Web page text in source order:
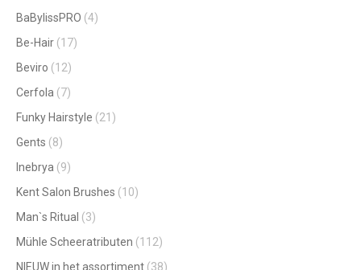
BaBylissPRO (4)
Be-Hair (17)
Beviro (12)
Cerfola (7)
Funky Hairstyle (21)
Gents (8)
Inebrya (9)
Kent Salon Brushes (10)
Man`s Ritual (3)
Mühle Scheeratributen (112)
NIEUW in het assortiment (38)